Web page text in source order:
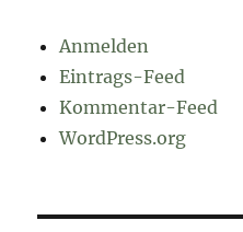
Anmelden
Eintrags-Feed
Kommentar-Feed
WordPress.org